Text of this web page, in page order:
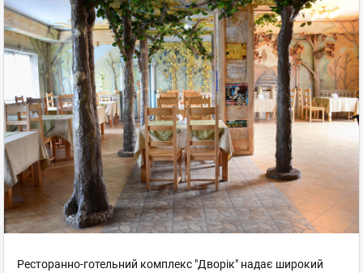
Ресторанно-готельний комплекс "Дворік" надає широкий